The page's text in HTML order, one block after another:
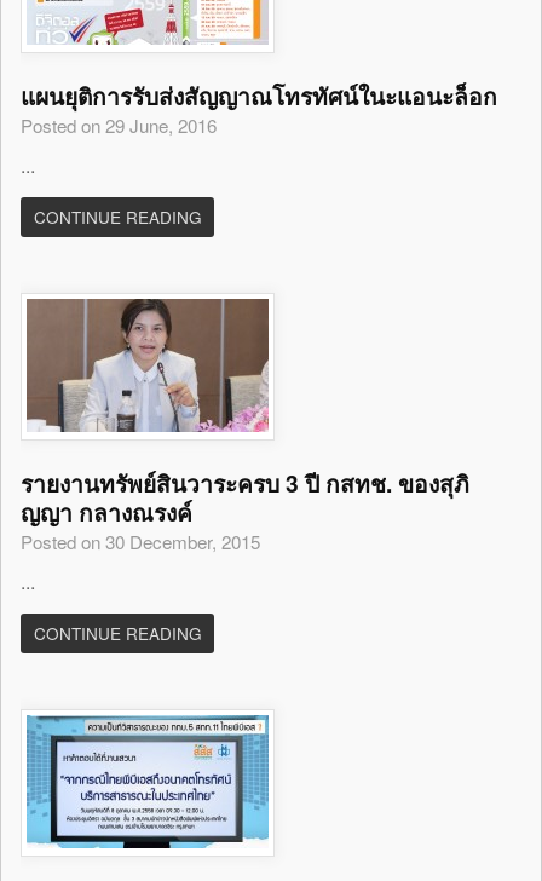
แผนยุติการรับส่งสัญญาณโทรทัศน์ในะแอนะล็อก
Posted on 29 June, 2016
...
CONTINUE READING
รายงานทรัพย์สินวาระครบ 3 ปี กสทช. ของสุภิ
ญญา กลางณรงค์
Posted on 30 December, 2015
...
CONTINUE READING